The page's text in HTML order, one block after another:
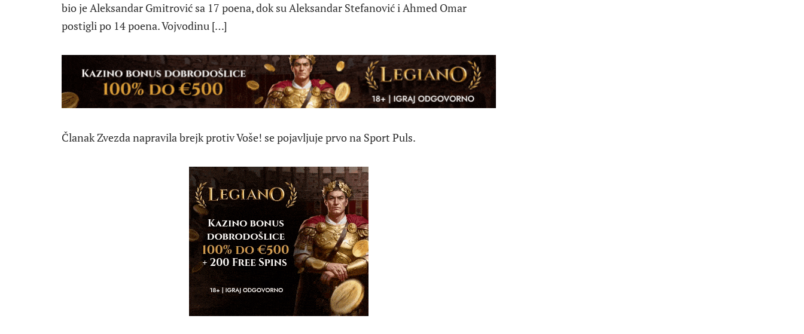
bio je Aleksandar Gmitrović sa 17 poena, dok su Aleksandar Stefanović i Ahmed Omar
postigli po 14 poena. Vojvodinu […]
Članak Zvezda napravila brejk protiv Voše! se pojavljuje prvo na Sport Puls.